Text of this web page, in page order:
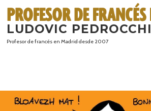
contenido
LUDOVIC PEDROCCHI
Profesor de francés en Madrid desde 2007